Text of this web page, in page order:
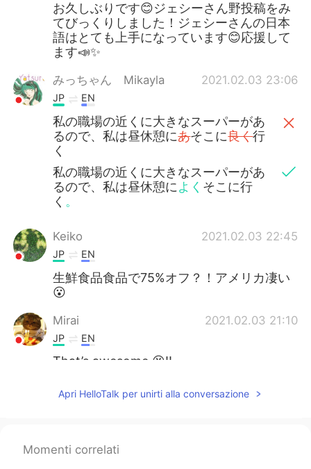
お久しぶりです😊ジェシーさん野投稿をみ
てびっくりしました！ジェシーさんの日本
語はとても上手になっています😊応援して
ます📣✨
みっちゃん Mikayla 2021.02.03 23:06
JP EN
私の職場の近くに大きなスーパーがあ
るので、私は昼休憩にあそこに良く行
く
私の職場の近くに大きなスーパーがあ
るので、私は昼休憩によく そこに行
く 。
Keiko 2021.02.03 22:45
JP EN
生鮮食品食品で75%オフ？！アメリカ凄い
😮
Mirai 2021.02.03 21:10
JP EN
That’s awesome 😆‼️
Zooey 2021.02.03 21:01
Apri HelloTalk per unirti alla conversazione
Momenti correlati